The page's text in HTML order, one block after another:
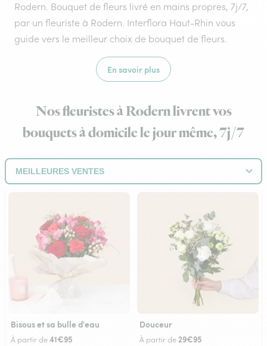
Rodern. Bouquet de fleurs livré en mains propres, 7j/7,
par un fleuriste à Rodern. Interflora Haut-Rhin vous
guide vers le meilleur choix de bouquet de fleurs.
En savoir plus
Nos fleuristes à Rodern livrent vos
bouquets à domicile le jour même, 7j/7
Bisous et sa bulle d'eau
À partir de41€95
Douceur
À partir de 29€95